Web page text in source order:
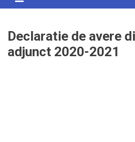
Declaratie de avere
adjunct 2020-2021